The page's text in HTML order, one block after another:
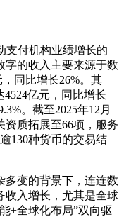
支付机构业绩增长的
字的收入主要来源于数
同比增长26%。其
亿元，同比增长
。截至2025年12月
资质拓展至66项，服务
130种货币的交易结
多变的背景下，连连数
收入增长，尤其是全球
+全球化布局”双向驱